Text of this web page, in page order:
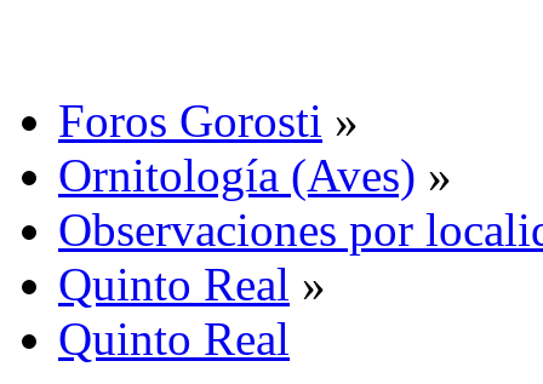
Foros Gorosti »
Ornitología (Aves) »
Observaciones por
Quinto Real »
Quinto Real